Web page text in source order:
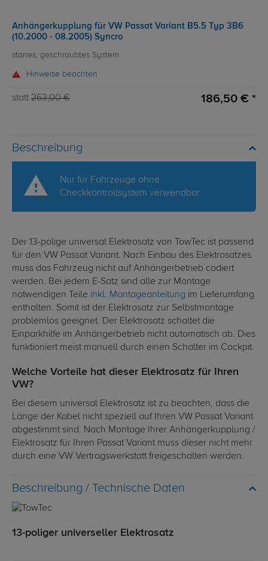
Anhängerkupplung für VW Passat Variant B5.5 Typ 3B6
(10.2000 - 08.2005) Syncro
starres, geschraubtes System
Hinweise beachten
statt 263,00 € 186,50 € *
Beschreibung
Nur für Fahrzeuge ohne
Checkkontrollsystem verwendbar.
Der 13-polige universal Elektrosatz von TowTec ist passend
für den VW Passat Variant. Nach Einbau des Elektrosatzes
muss das Fahrzeug nicht auf Anhängerbetrieb codiert
werden. Bei jedem E-Satz sind alle zur Montage
notwendigen Teile inkl. Montageanleitung im Lieferumfang
enthalten. Somit ist der Elektrosatz zur Selbstmontage
problemlos geeignet. Der Elektrosatz schaltet die
Einparkhilfe im Anhängerbetrieb nicht automatisch ab. Dies
funktioniert meist manuell durch einen Schalter im Cockpit.
Welche Vorteile hat dieser Elektrosatz für Ihren
VW?
Bei diesem universal Elektrosatz ist zu beachten, dass die
Länge der Kabel nicht speziell auf Ihren VW Passat Variant
abgestimmt sind. Nach Montage Ihrer Anhängerkupplung /
Elektrosatz für Ihren Passat Variant muss dieser nicht mehr
durch eine VW Vertragswerkstatt freigeschalten werden.
Technische Daten
13-poliger universeller Elektrosatz